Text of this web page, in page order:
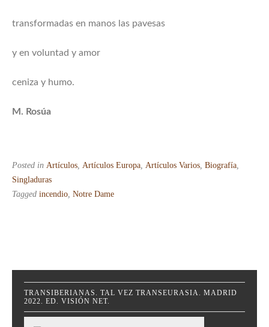
transformadas en manos las pavesas
y en voluntad y amor
ceniza y humo.
M. Rosúa
Posted in Artículos Artículos Europa Artículos Varios Biografía
Singladuras
Tagged incendio Notre Dame
TRANSIBERIANAS. TAL VEZ TRANSEURASIA. MADRID
2022. ED. VISIÓN NET.